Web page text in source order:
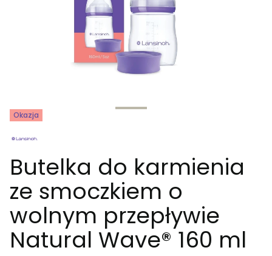
Tagi produktu
Okazja
Butelka do karmienia
ze smoczkiem o
wolnym przepływie
Natural Wave® 160 ml